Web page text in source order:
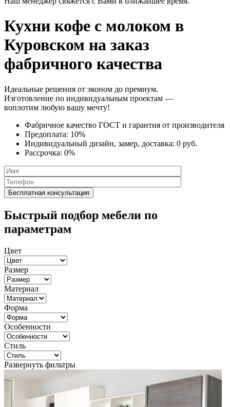
Кухни кофе с молоком в
Куровском на заказ
фабричного качества
Идеальные решения от эконом до премиум.
Изготовление по индивидуальным проектам —
воплотим любую вашу мечту!
Фабричное качество ГОСТ и гарантия от производителя
Предоплата: 10%
Индивидуальный дизайн, замер, доставка: 0 руб.
Рассрочка: 0%
Быстрый подбор мебели по
параметрам
Цвет
Размер
Материал
Форма
Особенности
Стиль
Развернуть фильтры